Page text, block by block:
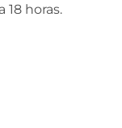
18 horas.